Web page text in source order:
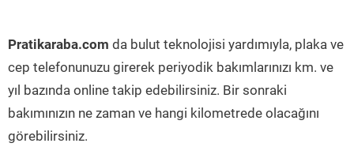
Pratikaraba.com da bulut teknolojisi yardımıyla, plaka ve
cep telefonunuzu girerek periyodik bakımlarınızı km. ve
yıl bazında online takip edebilirsiniz. Bir sonraki
bakımınızın ne zaman ve hangi kilometrede olacağını
görebilirsiniz.